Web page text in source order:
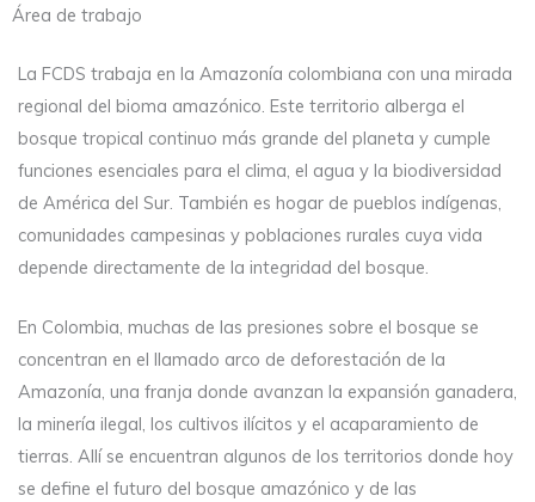
Área de trabajo
La FCDS trabaja en la Amazonía colombiana con una mirada
regional del bioma amazónico. Este territorio alberga el
bosque tropical continuo más grande del planeta y cumple
funciones esenciales para el clima, el agua y la biodiversidad
de América del Sur. También es hogar de pueblos indígenas,
comunidades campesinas y poblaciones rurales cuya vida
depende directamente de la integridad del bosque.
En Colombia, muchas de las presiones sobre el bosque se
concentran en el llamado arco de deforestación de la
Amazonía, una franja donde avanzan la expansión ganadera,
la minería ilegal, los cultivos ilícitos y el acaparamiento de
tierras. Allí se encuentran algunos de los territorios donde hoy
se define el futuro del bosque amazónico y de las